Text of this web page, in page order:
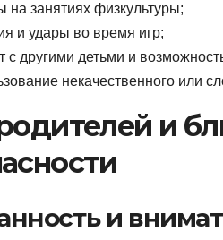
на занятиях физкультуры;
и удары во время игр;
с другими детьми и
некачественного или
и
и